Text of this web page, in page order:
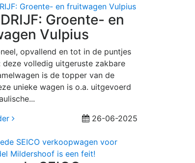
Groente- en
Vulpius
opvallend en tot in de puntjes
deze volledig uitgeruste zakbare
is de topper van de
unieke wagen is o.a. uitgevoerd
26-06-2025